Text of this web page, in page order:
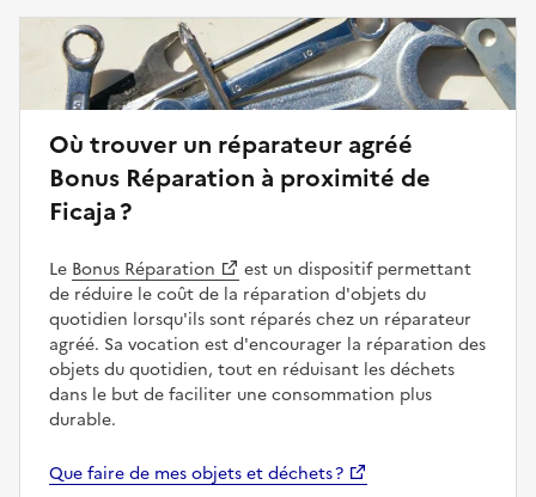
Où trouver un réparateur agréé
Bonus Réparation à proximité de
Ficaja ?
Le Bonus Réparation
est un dispositif permettant
de réduire le coût de la réparation d'objets du
quotidien lorsqu'ils sont réparés chez un réparateur
agréé. Sa vocation est d'encourager la réparation des
objets du quotidien, tout en réduisant les déchets
dans le but de faciliter une consommation plus
durable.
Que faire de mes objets et déchets ?